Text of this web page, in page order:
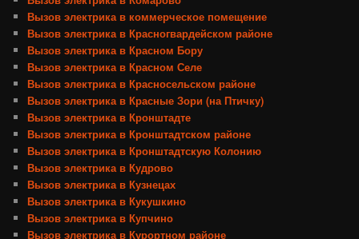
Вызов электрика в коммерческое помещение
Вызов электрика в Красногвардейском районе
Вызов электрика в Красном Бору
Вызов электрика в Красном Селе
Вызов электрика в Красносельском районе
Вызов электрика в Красные Зори (на Птичку)
Вызов электрика в Кронштадте
Вызов электрика в Кронштадтском районе
Вызов электрика в Кронштадтскую Колонию
Вызов электрика в Кудрово
Вызов электрика в Кузнецах
Вызов электрика в Кукушкино
Вызов электрика в Купчино
Вызов электрика в Курортном районе